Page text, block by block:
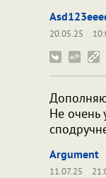
20.05.25
Не очень
Argument
11.07.25